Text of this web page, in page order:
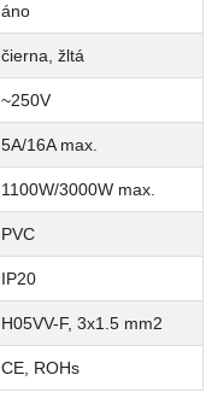
áno
čierna, žltá
~250V
5A/16A max.
1100W/3000W max.
PVC
IP20
H05VV-F, 3x1.5 mm2
CE, ROHs